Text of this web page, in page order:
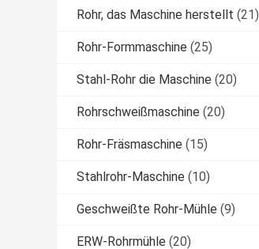
Rohr, das Maschine herstellt (21)
Rohr-Formmaschine (25)
Stahl-Rohr die Maschine (20)
Rohrschweißmaschine (20)
Rohr-Fräsmaschine (15)
Stahlrohr-Maschine (10)
Geschweißte Rohr-Mühle (9)
ERW-Rohrmühle (20)